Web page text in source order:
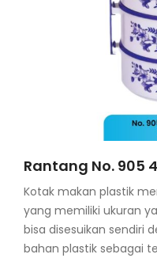
Rantang No. 905 4
Kotak makan plastik
yang memiliki ukuran
bisa disesuikan sendiri
bahan plastik sebagai